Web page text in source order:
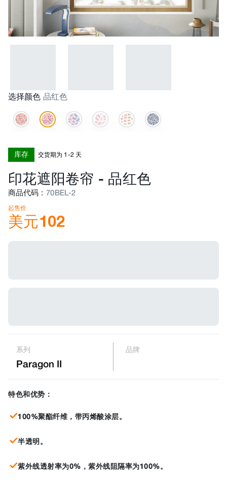
选择颜色 品红色
库存 交货期为 1-2 天
印花遮阳卷帘 - 品红色
商品代码 : 70BEL-2
起售价
美元102
系列
Paragon II
品牌
特色和优势：
100%聚酯纤维，带丙烯酸涂层。
半透明。
紫外线透射率为0%，紫外线阻隔率为100%。